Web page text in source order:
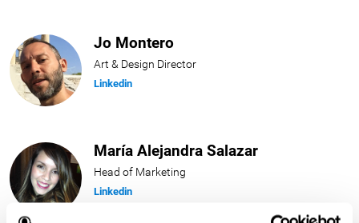
Jo Montero
Art & Design Director
Linkedin
María Alejandra Salazar
Head of Marketing
Linkedin